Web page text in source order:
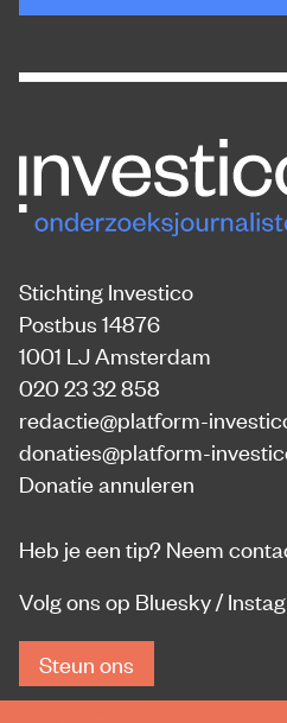
Stichting Investico
Postbus 14876
1001 LJ Amsterdam
020 23 32 858
redactie@platform-
donaties@platform-
Donatie annuleren
Heb je een tip? Neem
Volg ons op Bluesky/
Steun ons